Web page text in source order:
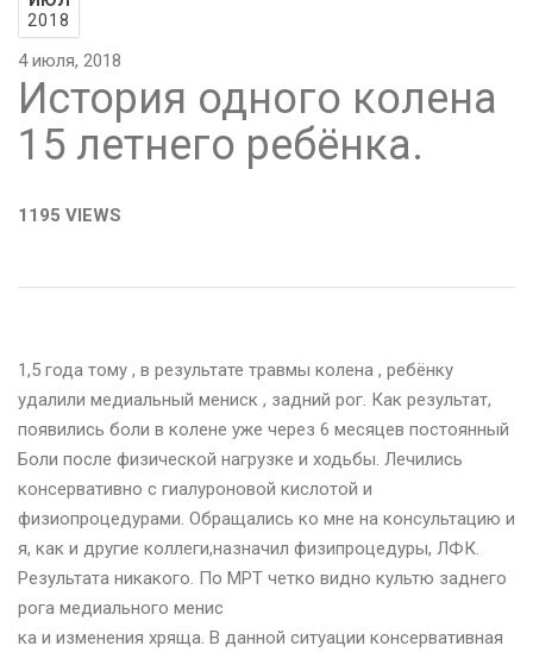
2018
4 июля, 2018
История одного колена
15 летнего ребёнка.
1195 VIEWS
1,5 года тому , в результате травмы колена , ребёнку
удалили медиальный мениск , задний рог. Как результат,
появились боли в колене уже через 6 месяцев постоянный
Боли после физической нагрузке и ходьбы. Лечились
консервативно с гиалуроновой кислотой и
физиопроцедурами. Обращались ко мне на консультацию и
я, как и другие коллеги,назначил физипроцедуры, ЛФК.
Результата никакого. По МРТ четко видно культю заднего
рога медиального менис
ка и изменения хряща. В данной ситуации консервативная